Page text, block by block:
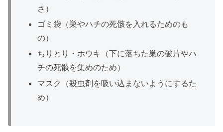
さ）
ゴミ袋（巣やハチの死骸を入れるためのも
の）
ちりとり・ホウキ（下に落ちた巣の破片やハ
チの死骸を集めのため）
マスク（殺虫剤を吸い込まないようにするた
め）